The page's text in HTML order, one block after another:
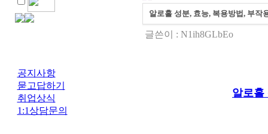
공지사항
묻고답하기
취업상식
1:1상담문의
알로홀 성분, 효능, 복용방법, 부작
글쓴이 : N1ih8GLbEo
알로홀